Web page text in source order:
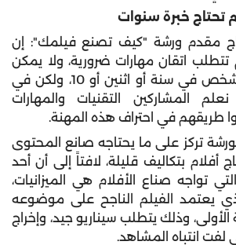
تحتاج خبرة سنوات
مقدم ورشة "كيف تصنع فيلمك": إن
تتطلب اتقان مهارات ضرورية، ولا يمكن
أن يتعلمها الشخص في سنة أو اثنين أو 10، ولكن في
المشاركين التقنيات والمهارات
طريقهم في احتراف هذه المهنة.
تركز على ما يحتاجه صانع المحتوى
أفلام بتكاليف قليلة، لافتاً إلى أن أحد
تواجه صناع الأفلام هي الميزانيات،
يعتمد الفيلم الناجح على موضوعه
الأولى، وذلك يتطلب سيناريو جيد، وإخراج
لفت انتباه المشاهد.